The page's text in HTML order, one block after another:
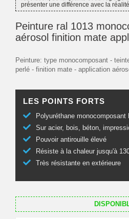
présenter une différence avec la
Peinture ral 1013
aérosol finition mate
Peinture: type monocomposant -
perlé - finition mate - application
LES POINTS FORTS
Polyuréthane monocomposant
Sur acier, bois, béton,
Pouvoir antirouille élevé
Résiste à la chaleur jusqu'à
Très résistante en extérieure